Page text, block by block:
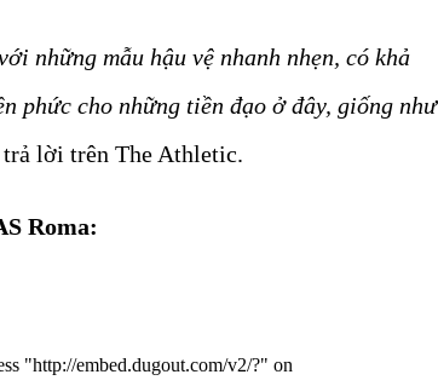
những mẫu hậu vệ nhanh nhẹn, có khả
phức cho những tiền đạo ở đây, giống như
trả lời trên The Athletic.
Roma: